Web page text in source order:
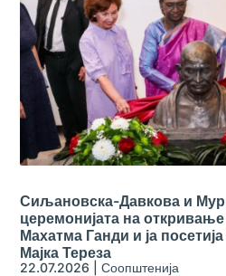
Сиљановска-Давкова и
церемонијата на
Махатма Ганди и ја
Мајка Тереза
22.07.2026 |Соопштенија